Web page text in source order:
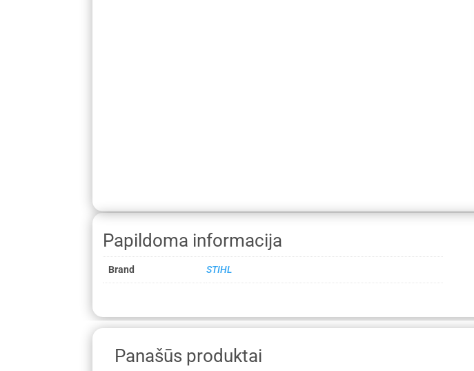
Papildoma informacija
Brand STIHL
Panašūs produktai